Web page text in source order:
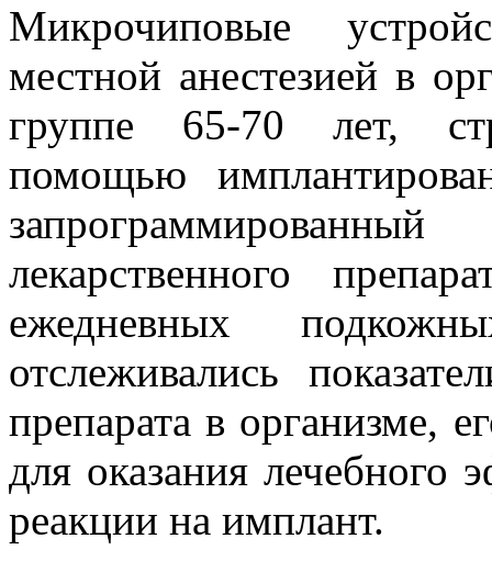
Микрочиповые
местной анестезией в
группе 65-70 лет,
помощью
лекарственного
ежедневных
отслеживались
препарата в организме,
для оказания лечебного
реакции на имплант.